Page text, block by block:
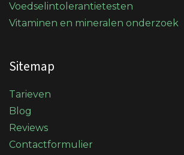
Voedselintolerantietesten
Vitaminen en mineralen onderzoek
Sitemap
Tarieven
Blog
Reviews
Contactformulier